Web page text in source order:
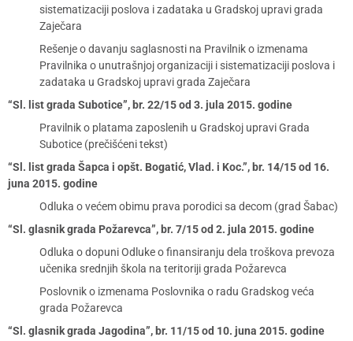
sistematizaciji poslova i zadataka u Gradskoj upravi grada
Zaječara
Rešenje o davanju saglasnosti na Pravilnik o izmenama
Pravilnika o unutrašnjoj organizaciji i sistematizaciji poslova i
zadataka u Gradskoj upravi grada Zaječara
“Sl. list grada Subotice”, br. 22/15 od 3. jula 2015. godine
Pravilnik o platama zaposlenih u Gradskoj upravi Grada
Subotice (prečišćeni tekst)
“Sl. list grada Šapca i opšt. Bogatić, Vlad. i Koc.”, br. 14/15 od 16.
juna 2015. godine
Odluka o većem obimu prava porodici sa decom (grad Šabac)
“Sl. glasnik grada Požarevca”, br. 7/15 od 2. jula 2015. godine
Odluka o dopuni Odluke o finansiranju dela troškova prevoza
učenika srednjih škola na teritoriji grada Požarevca
Poslovnik o izmenama Poslovnika o radu Gradskog veća
grada Požarevca
“Sl. glasnik grada Jagodina”, br. 11/15 od 10. juna 2015. godine